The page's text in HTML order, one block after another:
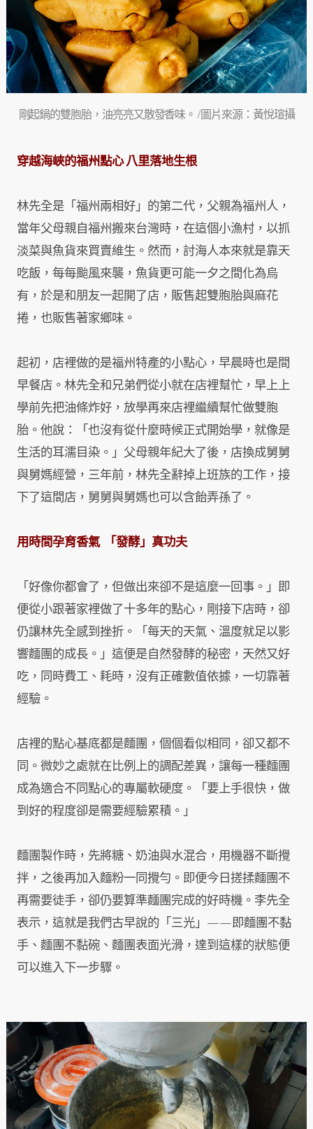
剛起鍋的雙胞胎，油亮亮又散發香味。 /圖片來源：黃悅瑄攝
穿越海峽的福州點心八里落地生根
林先全是「福州兩相好」的第二代，父親為福州人，
當年父母親自福州搬來台灣時，在這個小漁村，以抓
淡菜與魚貨來買賣維生。然而，討海人本來就是靠天
吃飯，每每颱風來襲，魚貨更可能一夕之間化為烏
有，於是和朋友一起開了店，販售起雙胞胎與麻花
捲，也販售著家鄉味。
起初，店裡做的是福州特產的小點心，早晨時也是間
早餐店。林先全和兄弟們從小就在店裡幫忙，早上上
學前先把油條炸好，放學再來店裡繼續幫忙做雙胞
胎。他說：「也沒有從什麼時候正式開始學，就像是
生活的耳濡目染。」父母親年紀大了後，店換成舅舅
與舅媽經營，三年前，林先全辭掉上班族的工作，接
下了這間店，舅舅與舅媽也可以含飴弄孫了。
用時間孕育香氣 「發酵」真功夫
「好像你都會了，但做出來卻不是這麼一回事。」即
便從小跟著家裡做了十多年的點心，剛接下店時，卻
仍讓林先全感到挫折。「每天的天氣、溫度就足以影
響麵團的成長。」這便是自然發酵的秘密，天然又好
吃，同時費工、耗時，沒有正確數值依據，一切靠著
經驗。
店裡的點心基底都是麵團，個個看似相同，卻又都不
同。微妙之處就在比例上的調配差異，讓每一種麵團
成為適合不同點心的專屬軟硬度。「要上手很快，做
到好的程度卻是需要經驗累積。」
麵團製作時，先將糖、奶油與水混合，用機器不斷攪
拌，之後再加入麵粉一同攪勻。即便今日搓揉麵團不
再需要徒手，卻仍要算準麵團完成的好時機。李先全
表示，這就是我們古早說的「三光」——即麵團不黏
手、麵團不黏碗、麵團表面光滑，達到這樣的狀態便
可以進入下一步驟。